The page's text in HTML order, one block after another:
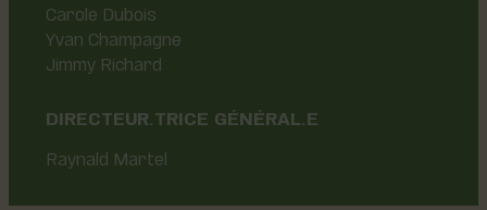
Carole Dubois
Yvan Champagne
Jimmy Richard
DIRECTEUR.TRICE GÉNÉRAL.E
Raynald Martel